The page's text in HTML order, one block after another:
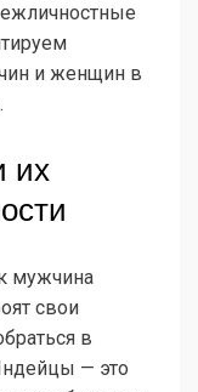
и женщин в
их
мужчина
свои
в
— это